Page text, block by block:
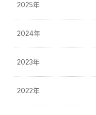
2025年
2024年
2023年
2022年